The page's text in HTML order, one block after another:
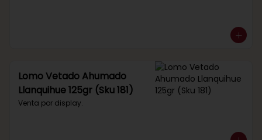
Lomo Vetado Ahumado
Llanquihue 125gr (Sku 181)
Venta por display.